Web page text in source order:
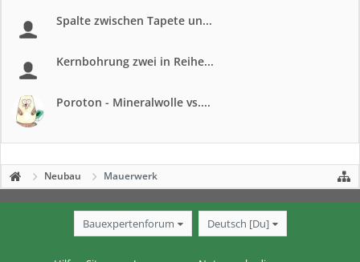
Spalte zwischen Tapete un...
Kernbohrung zwei in Reihe...
Poroton - Mineralwolle vs....
Neubau Mauerwerk
Bauexpertenforum Deutsch [Du]